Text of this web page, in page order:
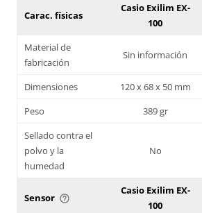
Carac. físicas
Casio Exilim EX-
100
Material de
fabricación
Sin información
Dimensiones 120 x 68 x 50 mm
Peso
389 gr
Sellado contra el
polvo y la
humedad
No
Sensor help_outline
Casio Exilim EX-
100